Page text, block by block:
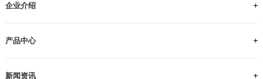
企业介绍
产品中心
新闻资讯